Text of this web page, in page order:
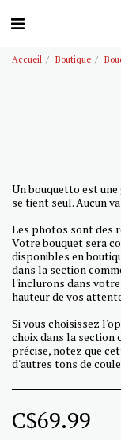
Accueil Boutique
Un bouquetto est
se tient seul. Aucun
Les photos sont des
Votre bouquet sera
disponibles en
dans la section
l'inclurons dans votre
hauteur de vos
Si vous choisissez
choix dans la section
précise, notez que
d'autres tons de
C$69.99